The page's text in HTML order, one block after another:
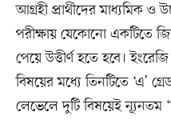
আগ্রহী প্রার্থীদের মাধ্যমিক ও
পরীক্ষায় যেকোনো একটিতে
পেয়ে উত্তীর্ণ হতে হবে।
বিষয়ের মধ্যে তিনটিতে ‘এ’
লেভেলে দুটি বিষয়েই ন্যূনতম